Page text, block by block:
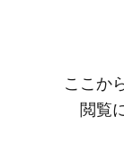
ここか
閲覧